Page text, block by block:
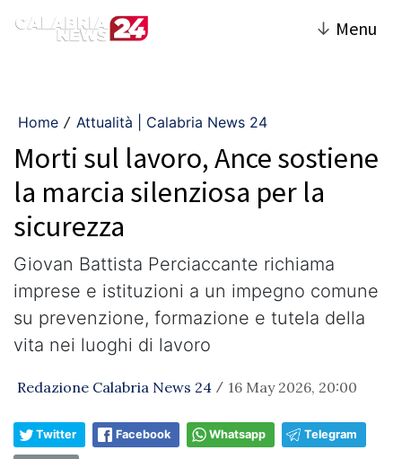
↓ Menu
Home / Attualità | Calabria News 24
Morti sul lavoro, Ance sostiene
la marcia silenziosa per la
sicurezza
Giovan Battista Perciaccante richiama
imprese e istituzioni a un impegno comune
su prevenzione, formazione e tutela della
vita nei luoghi di lavoro
Redazione Calabria News 24 / 16 May 2026, 20:00
Twitter Facebook Whatsapp Telegram